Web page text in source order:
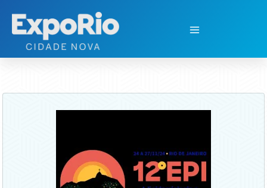
12º Congresso Brasileiro de